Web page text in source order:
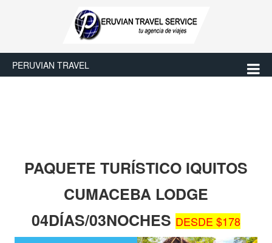
PERUVIAN TRAVEL
PAQUETE TURÍSTICO IQUITOS
CUMACEBA LODGE
04DÍAS/03NOCHES DESDE $178